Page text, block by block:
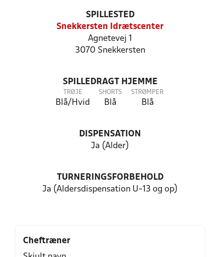
SPILLESTED
Snekkersten Idrætscenter
Agnetevej 1
3070 Snekkersten
SPILLEDRAGT HJEMME
TRØJE
Blå/Hvid
SHORTS
Blå
STRØMPER
Blå
DISPENSATION
Ja (Alder)
TURNERINGSFORBEHOLD
Ja (Aldersdispensation U-13 og op)
Cheftræner